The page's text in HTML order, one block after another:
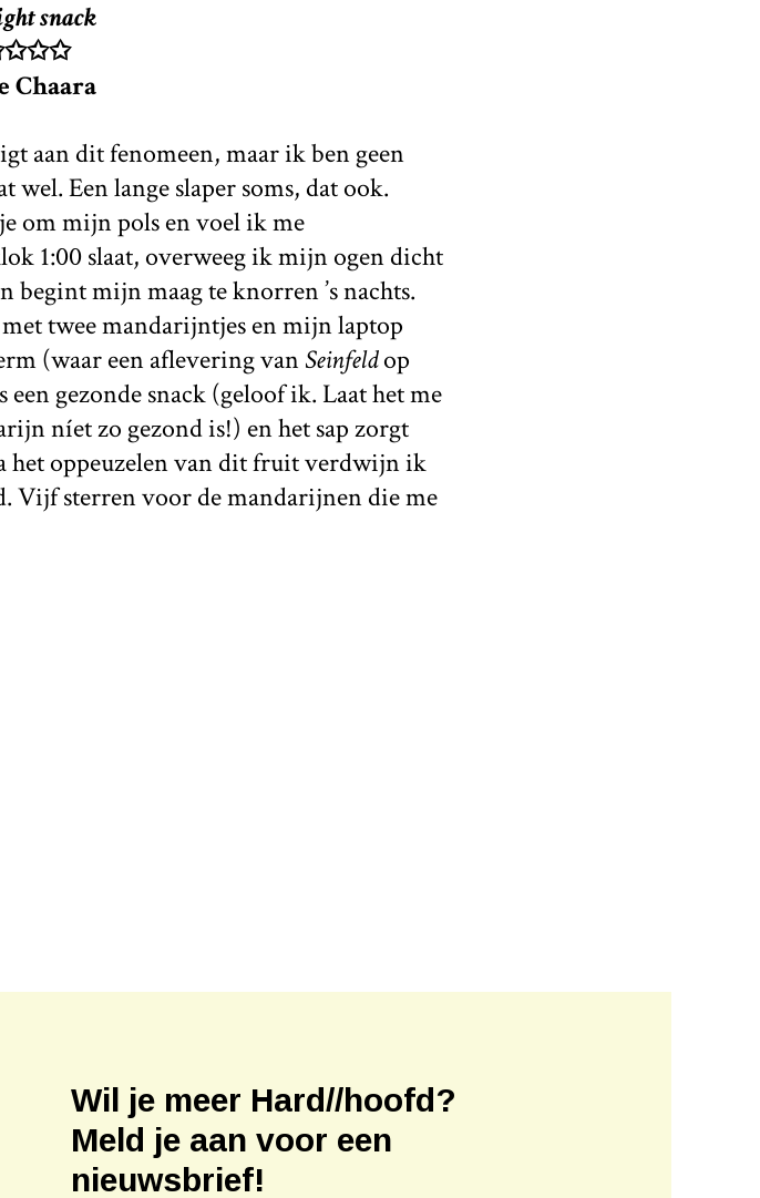
snack
Chaara
aan dit fenomeen, maar ik ben geen
wel. Een lange slaper soms, dat ook.
om mijn pols en voel ik me
1:00 slaat, overweeg ik mijn ogen dicht
begint mijn maag te knorren ’s nachts.
twee mandarijntjes en mijn laptop
(waar een aflevering vanSeinfeldop
gezonde snack (geloof ik. Laat het me
níet zo gezond is!) en het sap zorgt
het oppeuzelen van dit fruit verdwijn ik
Vijf sterren voor de mandarijnen die me
Wil je meer Hard//hoofd?
Meld je aan voor een
nieuwsbrief!